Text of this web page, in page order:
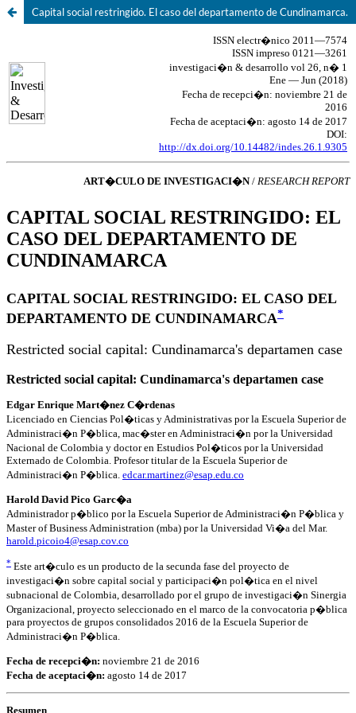
Capital social restringido. El caso del departamento de Cundinamarca.